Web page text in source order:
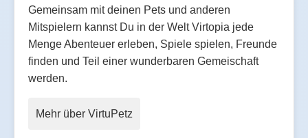
Gemeinsam mit deinen Pets und anderen
Mitspielern kannst Du in der Welt Virtopia jede
Menge Abenteuer erleben, Spiele spielen, Freunde
finden und Teil einer wunderbaren Gemeischaft
werden.
Mehr über VirtuPetz